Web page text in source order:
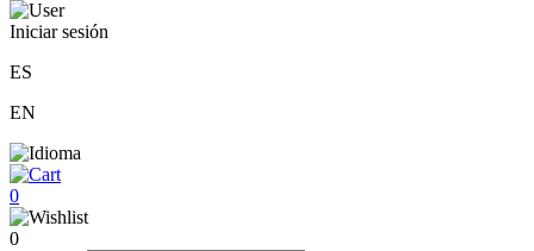
Iniciar sesión
ES
EN
0
0